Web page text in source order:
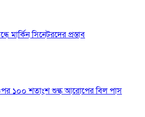
মার্কিন সিনেটরদের প্রস্তাব
১০০ শতাংশ শুল্ক আরোপের বিল পাস